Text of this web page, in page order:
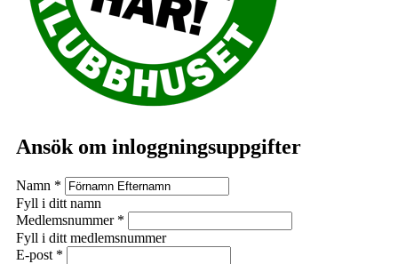
Ansök om inloggningsuppgifter
Namn *
Fyll i ditt namn
Medlemsnummer *
Fyll i ditt medlemsnummer
E-post *